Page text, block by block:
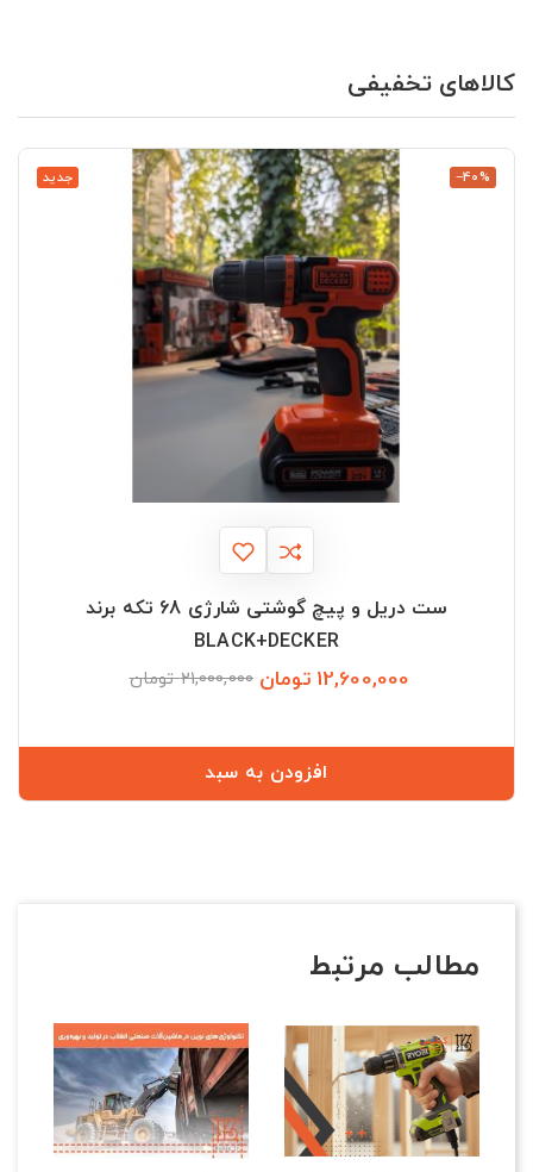
کالاهای تخفیفی
جدید ‎−40%
ست دریل و پیچ گوشتی شارژی 68 تکه برند
BLACK+DECKER
12,600,000 تومان 21,000,000 تومان
افزودن به سبد
مطالب مرتبط